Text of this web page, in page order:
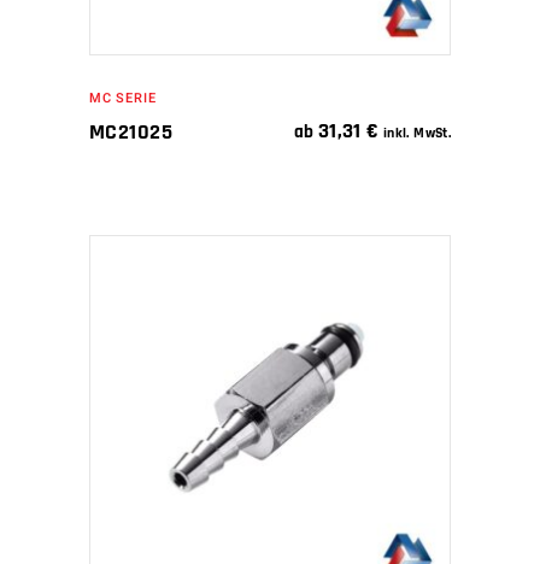
MC SERIE
MC21025 ab 31,31€ inkl. MwSt.
IN DEN WARENKORB